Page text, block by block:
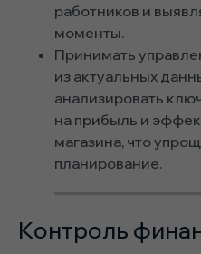
работников и
моменты.
Принимать
из актуальных
анализировать
на прибыль и
магазина, что
планирование.
Контроль